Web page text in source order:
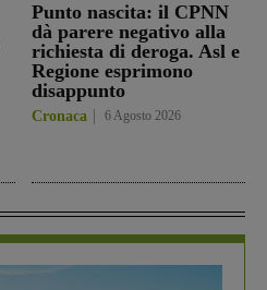
Punto nascita: il CPNN
dà parere negativo alla
richiesta di deroga. Asl e
Regione esprimono
disappunto
Cronaca 6 Agosto 2026